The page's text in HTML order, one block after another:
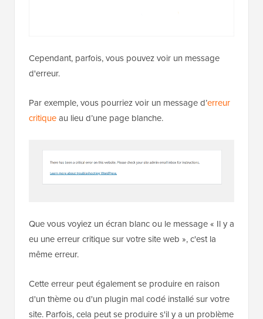
Cependant, parfois, vous pouvez voir un message
d'erreur.
Par exemple, vous pourriez voir un message d’erreur
critiqueau lieu d’une page blanche.
Que vous voyiez un écran blanc ou le message « Il y a
eu une erreur critique sur votre site web », c'est la
même erreur.
Cette erreur peut également se produire en raison
d'un thème ou d'un plugin mal codé installé sur votre
site. Parfois, cela peut se produire s'il y a un problème